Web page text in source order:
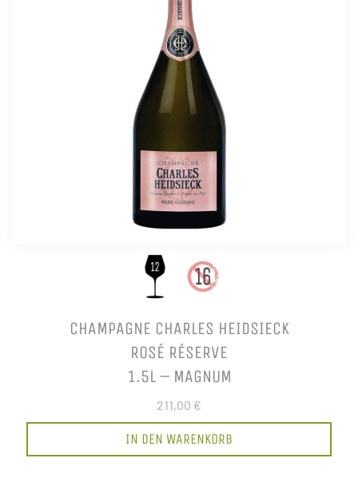
CHAMPAGNE CHARLES HEIDSIECK
ROSÉ RÉSERVE
1.5L – MAGNUM
211,00 €
IN DEN WARENKORB